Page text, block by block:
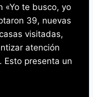
«Yo te busco, yo
39, nuevas
visitadas,
atención
Esto presenta un